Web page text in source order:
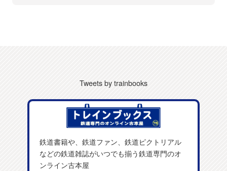
Tweets by trainbooks
鉄道書籍や、鉄道ファン、鉄道ピクトリアル
などの鉄道雑誌がいつでも揃う鉄道専門のオ
ンライン古本屋